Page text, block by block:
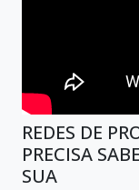
REDES DE
PRECISA
SUA